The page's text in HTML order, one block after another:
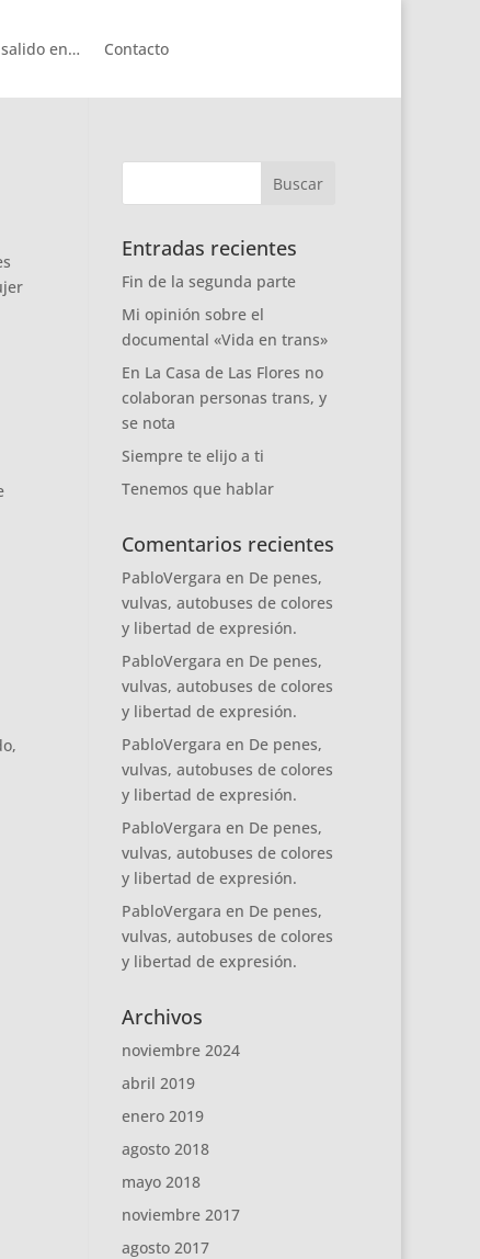
salido en… Contacto
Entradas recientes
Fin de la segunda parte
Mi opinión sobre el
documental «Vida en trans»
En La Casa de Las Flores no
colaboran personas trans, y
se nota
Siempre te elijo a ti
Tenemos que hablar
Comentarios recientes
PabloVergara en De penes,
vulvas, autobuses de colores
y libertad de expresión.
PabloVergara en De penes,
vulvas, autobuses de colores
y libertad de expresión.
PabloVergara en De penes,
vulvas, autobuses de colores
y libertad de expresión.
PabloVergara en De penes,
vulvas, autobuses de colores
y libertad de expresión.
PabloVergara en De penes,
vulvas, autobuses de colores
y libertad de expresión.
Archivos
noviembre 2024
abril 2019
enero 2019
agosto 2018
mayo 2018
noviembre 2017
agosto 2017